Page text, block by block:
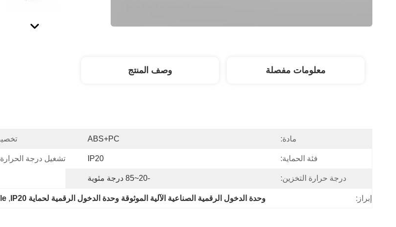
معلومات مفصلة وصف المنتج
مادة: ABS+PC
فئة الحماية: IP20 تشغيل درجة
درجة حرارة التخزين: -20~85 درجة مئوية
إبراز: وحدة الدخول الرقمية الصناعية الآلية الموثوقة وحدة الدخول الرقمية لحماية IP20 ,